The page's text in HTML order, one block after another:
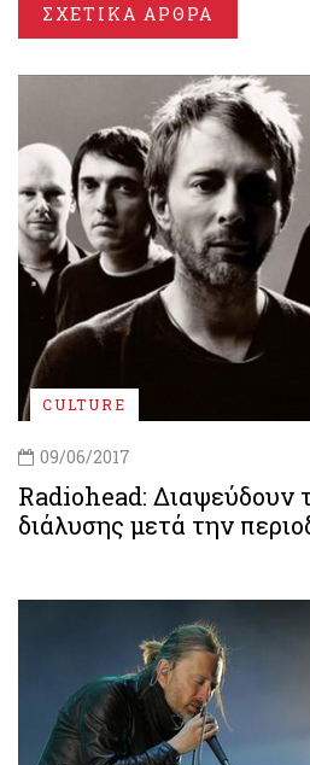
ΣΧΕΤΙΚΑ ΑΡΘΡΑ
CULTURE
09/06/2017
Radiohead: Διαψεύδουν
διάλυσης μετά την